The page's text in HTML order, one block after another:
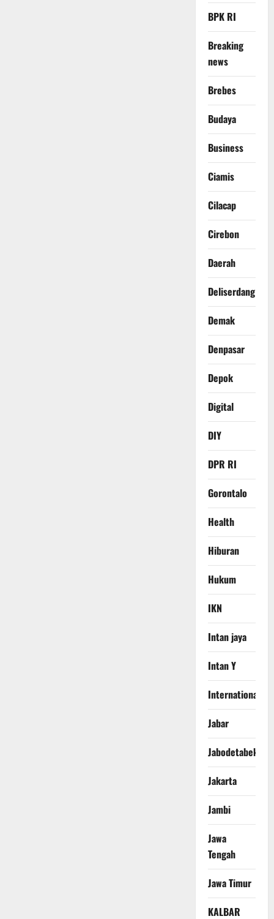
BPK RI
Breaking
news
Brebes
Budaya
Business
Ciamis
Cilacap
Cirebon
Daerah
Deliserdang
Demak
Denpasar
Depok
Digital
DIY
DPR RI
Gorontalo
Health
Hiburan
Hukum
IKN
Intan jaya
Intan Y
International
Jabar
Jabodetabek
Jakarta
Jambi
Jawa
Tengah
Jawa Timur
KALBAR